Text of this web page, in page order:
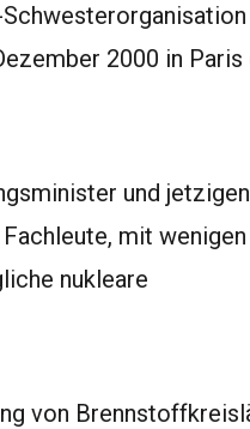
2000 in
und jetzigen
mit wenigen
nukleare
von